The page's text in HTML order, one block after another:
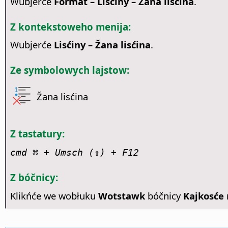
Z kontekstoweho menija:
Wubjerće Lisćiny – Žana lisćina.
Ze symbolowych lajstow:
Žana lisćina
Z tastatury:
cmd ⌘+ Umsch (⇧) + F12
Z bóčnicy:
Klikńće we wobłuku Wotstawkbóčnicy Kajkosće